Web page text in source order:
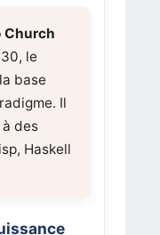
Church
le
base
Il
des
Haskell